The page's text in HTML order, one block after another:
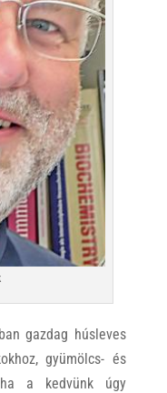
gazdag húsleves
gyümölcs- és
ha a kedvünk úgy